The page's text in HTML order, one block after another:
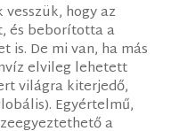
hogy az
és beborította a
is. De mi van, ha más
elvileg lehetett
világra kiterjedő,
Egyértelmű,
a